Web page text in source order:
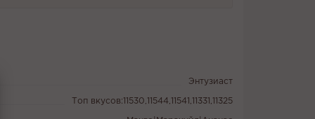
Энтузиаст
Топ вкусов:11530,11544,11541,11331,11325